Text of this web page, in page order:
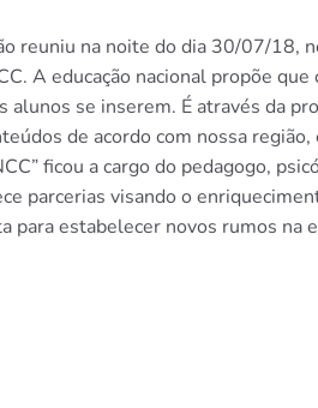
reuniu na noite do dia 30/07/18,
A educação nacional propõe
alunos se inserem. É através da
de acordo com nossa
ficou a cargo do pedagogo,
parcerias visando o
para estabelecer novos rumos na